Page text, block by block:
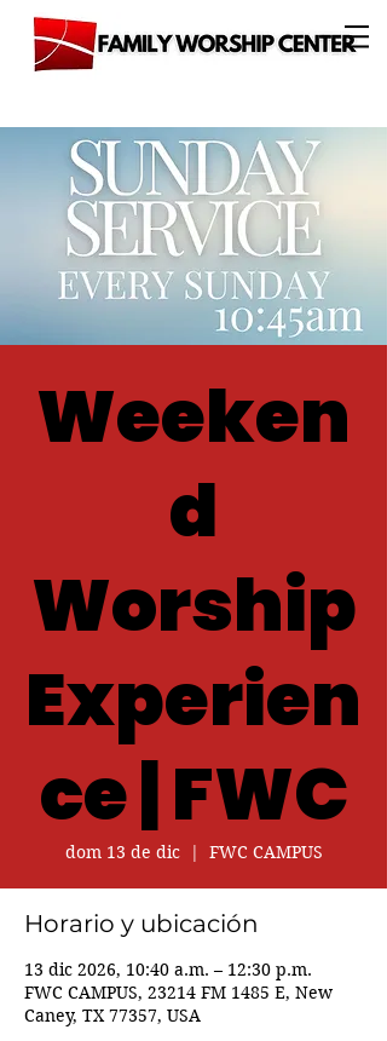
Weeken
d
Worship
Experien
ce | FWC
dom 13 de dic
  |
FWC CAMPUS
Horario y ubicación
13 dic 2026, 10:40 a.m. – 12:30 p.m.
FWC CAMPUS, 23214 FM 1485 E, New
Caney, TX 77357, USA